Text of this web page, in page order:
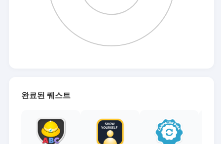
완료된 퀘스트